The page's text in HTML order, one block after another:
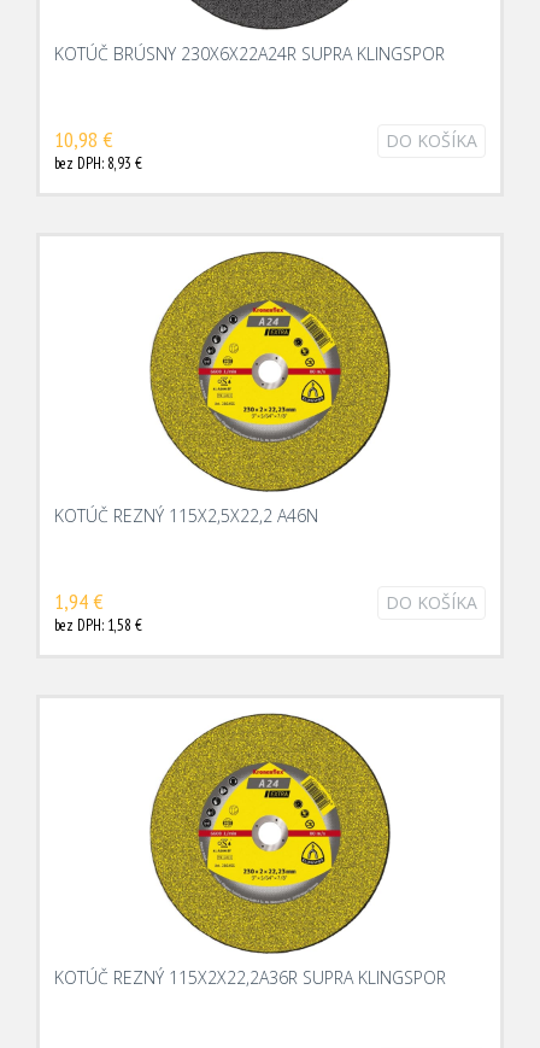
KOTÚČ BRÚSNY 230X6X22A24R SUPRA KLINGSPOR
10,98 €
bez DPH: 8,93 €
DO KOŠÍKA
KOTÚČ REZNÝ 115X2,5X22,2 A46N
1,94 €
bez DPH: 1,58 €
DO KOŠÍKA
KOTÚČ REZNÝ 115X2X22,2A36R SUPRA KLINGSPOR